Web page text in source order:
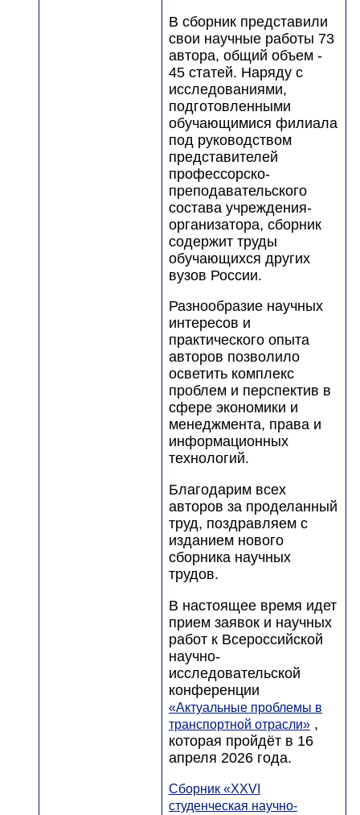
В сборник представили
свои научные работы 73
автора, общий объем -
45 статей. Наряду с
исследованиями,
подготовленными
обучающимися филиала
под руководством
представителей
профессорско-
преподавательского
состава учреждения-
организатора, сборник
содержит труды
обучающихся других
вузов России.
Разнообразие научных
интересов и
практического опыта
авторов позволило
осветить комплекс
проблем и перспектив в
сфере экономики и
менеджмента, права и
информационных
технологий.
Благодарим всех
авторов за проделанный
труд, поздравляем с
изданием нового
сборника научных
трудов.
В настоящее время идет
прием заявок и научных
работ к Всероссийской
научно-
исследовательской
конференции
«Актуальные проблемы в
транспортной отрасли» ,
которая пройдёт в 16
апреля 2026 года.
Сборник «XXVI
студенческая научно-